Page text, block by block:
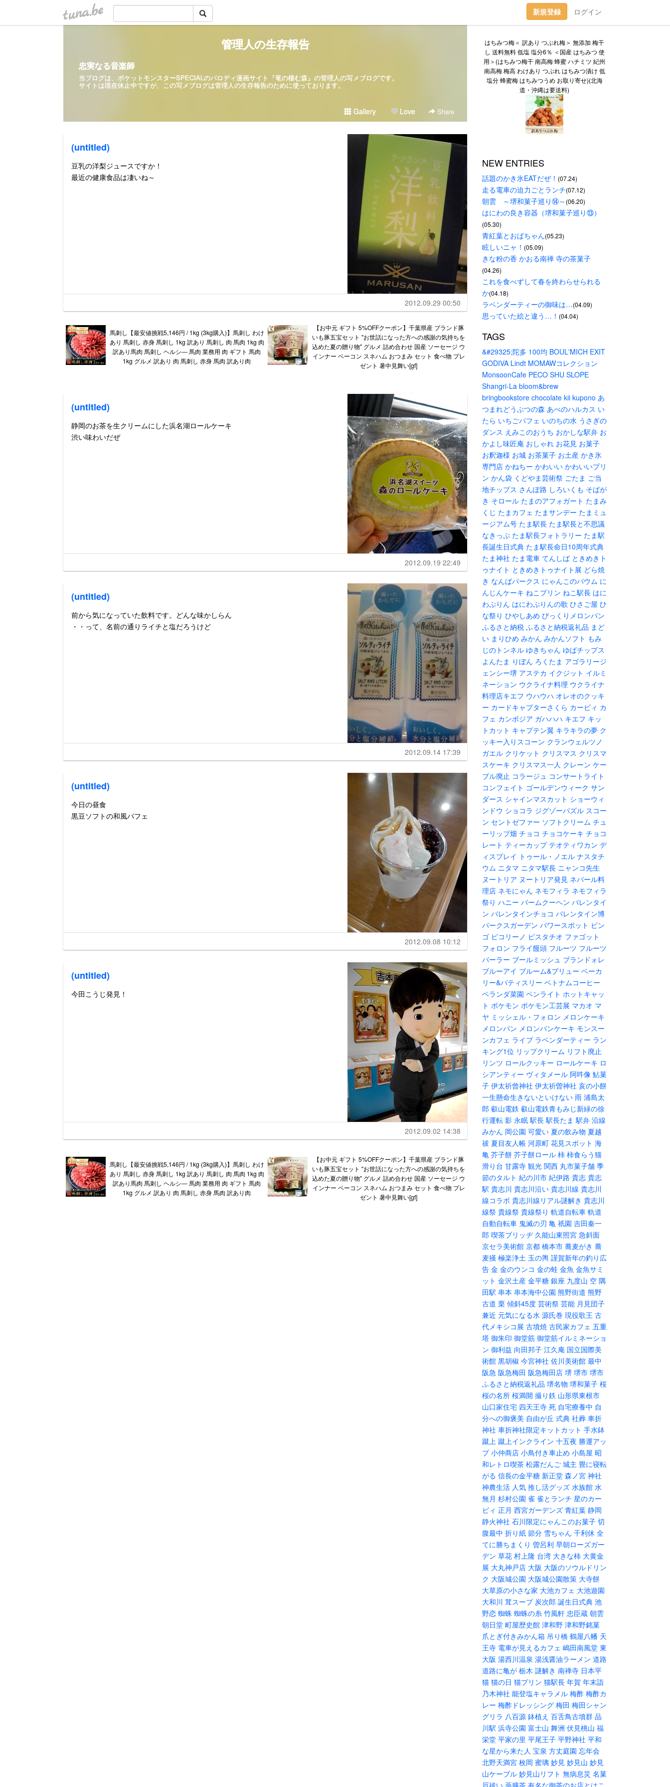
tuna.be 新規登録 ログイン
管理人の生存報告
忠実なる音楽師
当ブログは、ポケットモンスターSPECIALのパロディ漫画サイト『竜の棲む森』の管理人の写メブログです。
サイトは現在休止中ですが、この写メブログは管理人の生存報告のために使っております。
Gallery Love Share
(untitled)
豆乳の洋梨ジュースですか！
最近の健康食品は凄いね～
2012.09.29 00:50
馬刺し【最安値挑戦5,146円 / 1kg (3kg購入)】馬刺し わけ
あり 馬刺し 赤身 馬刺し 1kg 訳あり 馬刺し 肉 馬肉 1kg 肉
訳あり馬肉 馬刺し ヘルシ― 馬肉 業務用 肉 ギフト 馬肉
1kg グルメ 訳あり 肉 馬刺し 赤身 馬肉 訳あり肉
【お中元 ギフト 5%OFFクーポン】千葉県産 ブランド豚
いも豚五宝セット "お世話になった方への感謝の気持ちを
込めた夏の贈り物" グルメ 詰め合わせ 国産 ソーセージ ウ
インナー ベーコン スネハム おつまみ セット 食べ物 プレ
ゼント 暑中見舞い[gf]
(untitled)
静岡のお茶を生クリームにした浜名湖ロールケーキ
渋い味わいだぜ
2012.09.19 22:49
(untitled)
前から気になっていた飲料です。どんな味かしらん
・・って、名前の通りライチと塩だろうけど
2012.09.14 17:39
(untitled)
今日の昼食
黒豆ソフトの和風パフェ
2012.09.08 10:12
(untitled)
今田こうじ発見！
2012.09.02 14:38
馬刺し【最安値挑戦5,146円 / 1kg (3kg購入)】馬刺し わけ
あり 馬刺し 赤身 馬刺し 1kg 訳あり 馬刺し 肉 馬肉 1kg 肉
訳あり馬肉 馬刺し ヘルシ― 馬肉 業務用 肉 ギフト 馬肉
1kg グルメ 訳あり 肉 馬刺し 赤身 馬肉 訳あり肉
【お中元 ギフト 5%OFFクーポン】千葉県産 ブランド豚
いも豚五宝セット "お世話になった方への感謝の気持ちを
込めた夏の贈り物" グルメ 詰め合わせ 国産 ソーセージ ウ
インナー ベーコン スネハム おつまみ セット 食べ物 プレ
ゼント 暑中見舞い[gf]
はちみつ梅＜ 訳あり つぶれ梅＞ 無添加 梅干
し 送料無料 低塩 塩分6％ ＜国産 はちみつ 使
用＞(はちみつ梅干 南高梅 蜂蜜 ハチミツ 紀州
南高梅 梅高 わけあり つぶれ はちみつ漬け 低
塩分 蜂蜜梅 はちみつうめ お取り寄せ)(北海
道・沖縄は要送料)
NEW ENTRIES
話題のかき氷EATだぜ！ (07.24)
走る電車の迫力ごとランチ(07.12)
朝雲　～堺和菓子巡り⑭～(06.20)
はにわの良き容器（堺和菓子巡り⑬）
(05.30)
青紅葉とおばちゃん(05.23)
眩しいニャ！ (05.09)
きな粉の香 かおる南禅 寺の茶菓子
(04.26)
これを食べずして春を終わらせられる
か(04.18)
ラベンダーティーの御味は…(04.09)
思っていた絵と違う…！ (04.04)
TAGS
&#29325;陀多 100均 BOUL'MICH EXIT
GODIVA Lindt MOMAWコレクション
MonsoonCafe PECO SHU SLOPE
Shangri-La bloom&brew
bringbookstore chocolate kii kupono あ
つまれどうぶつの森 あべのハルカス い
たら いちごパフェ いのちの水 うさぎの
ダンス えみこのおうち おかしな駅弁 お
かよし味匠庵 おしゃれ お花見 お菓子
お釈迦様 お城 お茶菓子 お土産 かき氷
専門店 かねちー かわいい かわいいプリ
ン かん袋 くどやま芸術祭 ごたま ご当
地チップス さんぽ路 しろいくも そばが
き そロール たまのアフォガート たまみ
くじ たまカフェ たまサンデー たまミュ
ージアム号 たま駅長 たま駅長と不思議
なきっぷ たま駅長フォトラリー たま駅
長誕生日式典 たま駅長命日10周年式典
たま神社 たま電車 てんしば ときめきト
ゥナイト ときめきトゥナイト展 どら焼
き なんばパークス にゃんこのバウム に
んじんケーキ ねこプリン ねこ駅長 はに
わぷりん はにわぷりんの歌 ひさご屋 ひ
な祭り ひやしあめ びっくりメロンパン
ふるさと納税 ふるさと納税返礼品 まど
い まりひめ みかん みかんソフト もみ
じのトンネル ゆきちゃん ゆばチップス
よんたま りぼん ろくたま アゴラリージ
ェンシー堺 アステカ イクジット イルミ
ネーション ウクライナ料理 ウクライナ
料理店キエフ ウハウハ オレオのクッキ
ー カードキャプターさくら カービィ カ
フェ カンボジア ガハハハ キエフ キッ
トカット キャプテン翼 キラキラの夢 ク
ッキー入りスコーン クランウェルツノ
ガエル クリケット クリスマス クリスマ
スケーキ クリスマス一人 クレーン ケー
ブル廃止 コラージュ コンサートライト
コンフェイト ゴールデンウィーク サン
ダース シャインマスカット ショーウィ
ンドウ ショコラ ジグゾーパズル スコー
ン セントゼファー ソフトクリーム チュ
ーリップ畑 チョコ チョコケーキ チョコ
レート ティーカップ テオティワカン デ
ィスプレイ トゥール・ノエル ナスタチ
ウム ニタマ ニタマ駅長 ニャンコ先生
ヌートリア ヌートリア発見 ネパール料
理店 ネモにゃん ネモフィラ ネモフィラ
祭り ハニー バームクーヘン バレンタイ
ン バレンタインチョコ バレンタイン博
パークスガーデン パワースポット ビン
ゴ ピコリーノ ピスタチオ ファゴット
フォロン フライ饅頭 フルーツ フルーツ
パーラー ブールミッシュ ブランドォレ
ブルーアイ ブルーム&ブリュー ベーカ
リー&パティスリー ベトナムコーヒー
ベランダ菜園 ペンライト ホットキャッ
ト ポケモン ポケモン工芸展 マカオ マ
ヤ ミッシェル・フォロン メロンケーキ
メロンパン メロンパンケーキ モンスー
ンカフェ ライブ ラベンダーティー ラン
キング1位 リップクリーム リフト廃止
リンツ ロールクッキー ロールケーキ ロ
シアンティー ヴィタメール 阿吽像 鮎菓
子 伊太祈曾神社 伊太祈曽神社 亥の小餅
一生懸命生きないといけない 雨 浦島太
郎 叡山電鉄 叡山電鉄青もみじ新緑の徐
行運転 影 永眠 駅長 駅長たま 駅弁 沿線
みかん 岡公園 可愛い 夏の飲み物 夏越
祓 夏目友人帳 河原町 花見スポット 海
亀 芥子餅 芥子餅ロール 柿 柿食らう猫
滑り台 甘露寺 観光 関西 丸市菓子舗 季
節のタルト 紀の川市 紀伊路 貴志 貴志
駅 貴志川 貴志川沿い 貴志川線 貴志川
線コラボ 貴志川線リアル謎解き 貴志川
線祭 貴線祭 貴線祭り 軌道自転車 軌道
自動自転車 鬼滅の刃 亀 祇園 吉田秦一
郎 喫茶ブリッヂ 久能山東照宮 急斜面
京セラ美術館 京都 橋本市 蕎麦がき 蕎
麦掻 極楽浄土 玉の輿 謹賀新年の釣り広
告 金 金のウンコ 金の蛙 金魚 金魚サミ
ット 金沢土産 金平糖 銀座 九度山 空 隅
田駅 串本 串本海中公園 熊野街道 熊野
古道 栗 傾斜45度 芸術祭 芸能 月見団子
兼近 元気になる水 源氏巻 現役歌王 古
代メキシコ展 古墳焼 古民家カフェ 五重
塔 御朱印 御堂筋 御堂筋イルミネーショ
ン 御利益 向田邦子 江久庵 国立国際美
術館 黒胡椒 今宮神社 佐川美術館 最中
阪急 阪急梅田 阪急梅田店 堺 堺市 堺市
ふるさと納税返礼品 堺名物 堺和菓子 桜
桜の名所 桜満開 撮り鉄 山形県東根市
山口家住宅 四天王寺 死 自宅療養中 自
分への御褒美 自由が丘 式典 社葬 車折
神社 車折神社限定キットカット 手水鉢
蹴上 蹴上インクライン 十五夜 勝運アッ
プ 小仲商店 小鳥付き車止め 小島屋 昭
和レトロ喫茶 松露だんご 城主 畳に寝転
がる 信長の金平糖 新正堂 森ノ宮 神社
神農生活 人気 推し活グッズ 水族館 水
無月 杉村公園 雀 雀とランチ 星のカー
ビィ 正月 西宮ガーデンズ 青紅葉 静岡
静火神社 石川限定にゃんこのお菓子 切
腹最中 折り紙 節分 雪ちゃん 千利休 全
てに勝ちまくり 曽呂利 早朝ローズガー
デン 草花 村上隆 台湾 大きな柿 大黄金
展 大丸神戸店 大阪 大阪のソウルドリン
ク 大阪城公園 大阪城公園散策 大寺餅
大草原の小さな家 大池カフェ 大池遊園
大和川 茸スープ 炭次郎 誕生日式典 池
野恋 蜘蛛 蜘蛛の糸 竹風軒 忠臣蔵 朝雲
朝日堂 町屋歴史館 津和野 津和野銘菓
爪とぎ付きみかん箱 吊り橋 鶴屋八幡 天
王寺 電車が見えるカフェ 嶋田南風堂 東
大阪 湯西川温泉 湯浅醤油ラーメン 道路
道路に亀が 栃木 謎解き 南禅寺 日本平
猫 猫の日 猫プリン 猫駅長 年賀 年末詣
乃木神社 能登塩キャラメル 梅酢 梅酢カ
レー 梅酢ドレッシング 梅田 梅田シャン
グリラ 八百源 鉢植え 百舌鳥古墳群 品
川駅 浜寺公園 富士山 舞洲 伏見桃山 福
栄堂 平家の里 平尾王子 平野神社 平和
な星から来た人 宝泉 方丈庭園 忘年会
北野天満宮 枚岡 蜜璃 妙見 妙見山 妙見
山ケーブル 妙見山リフト 無病息災 名菓
厄祓い 薬膳茶 有名な御茶のお店とはこ